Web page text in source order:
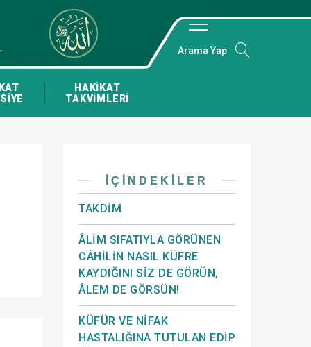
HAKİKAT
TAKVİMLERİ
Arama Yap
İÇINDEKILER
TAKDİM
ÂLİM SIFATIYLA GÖRÜNEN
CÂHİLİN NASIL KÜFRE
KAYDIĞINI SİZ DE GÖRÜN,
ÂLEM DE GÖRSÜN!
KÜFÜR VE NİFAK
HASTALIĞINA TUTULAN EDİP